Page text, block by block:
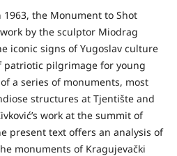
the Monument to Shot
by the sculptor Miodrag
iconic signs of Yugoslav culture
patriotic pilgrimage for young
a series of monuments, most
structures at Tjentište and
work at the summit of
present text offers an analysis of
monuments of Kragujevački